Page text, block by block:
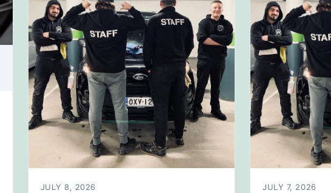
JULY 8, 2026 JULY 7, 2026